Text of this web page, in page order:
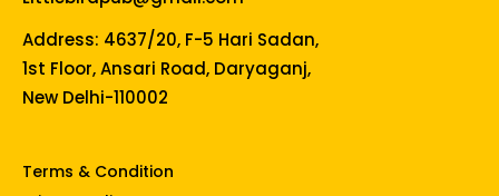
Address: 4637/20, F-5 Hari Sadan,
1st Floor, Ansari Road, Daryaganj,
New Delhi-110002
Terms & Condition